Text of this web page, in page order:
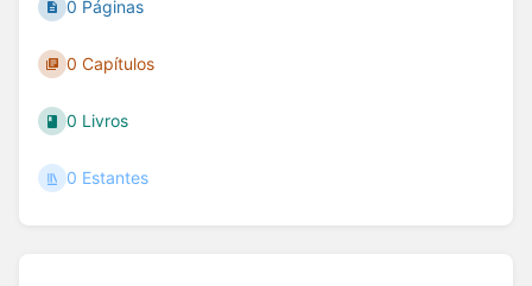
0 Páginas
0 Capítulos
0 Livros
0 Estantes